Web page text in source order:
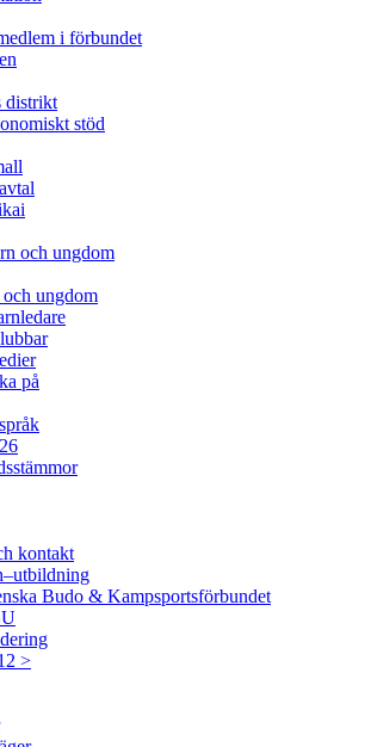
i förbundet
distrikt
stöd
och ungdom
ungdom
på
kontakt
Budo & Kampsportsförbundet
>